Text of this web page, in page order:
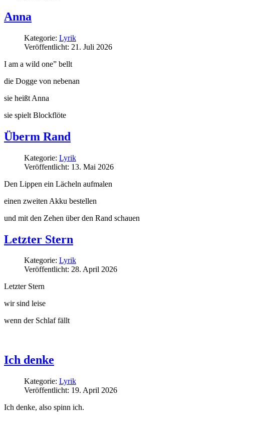
Anna
Kategorie: Lyrik
Veröffentlicht: 21. Juli 2026
I am a wild one” bellt
die Dogge von nebenan
sie heißt Anna
sie spielt Blockflöte
Überm Rand
Kategorie: Lyrik
Veröffentlicht: 13. Mai 2026
Den Lippen ein Lächeln aufmalen
einen zweiten Akku bestellen
und mit den Zehen über den Rand schauen
Letzter Stern
Kategorie: Lyrik
Veröffentlicht: 28. April 2026
Letzter Stern
wir sind leise
wenn der Schlaf fällt
Ich denke
Kategorie: Lyrik
Veröffentlicht: 19. April 2026
Ich denke, also spinn ich.